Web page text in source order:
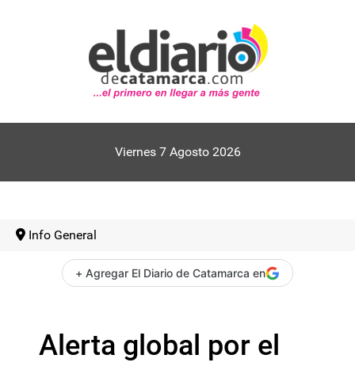
Viernes 7 Agosto 2026
Info General
+ Agregar El Diario de Catamarca en
Alerta global por el